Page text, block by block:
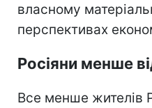
власному
перспективах
Росіяни менше
Все менше жителів